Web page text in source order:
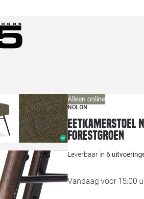
Alleen online
NOLON
Eetkamerstoel
forestgroen
Leverbaar in 6
Vandaag voor 15:00